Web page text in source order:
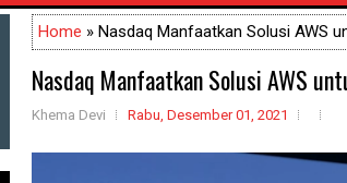
Home » Nasdaq Manfaatkan Solusi AWS
Nasdaq Manfaatkan Solusi AWS
Khema Devi Rabu, Desember 01, 2021